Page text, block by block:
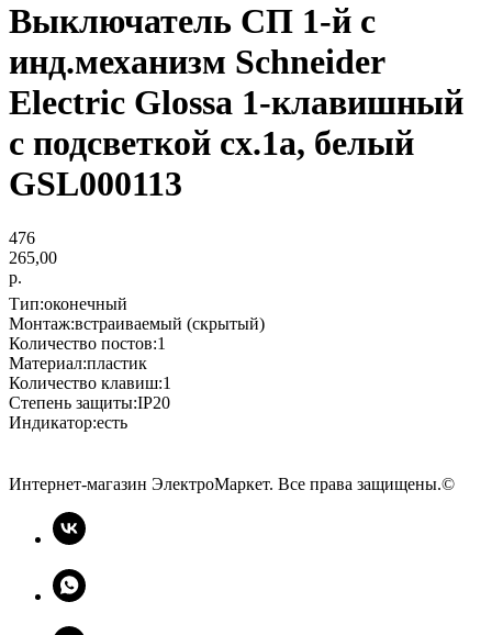
Выключатель СП 1-й с
инд.механизм Schneider
Electric Glossa 1-клавишный
с подсветкой сх.1а, белый
GSL000113
476
265,00
р.
Тип:оконечный
Монтаж:встраиваемый (скрытый)
Количество постов:1
Материал:пластик
Количество клавиш:1
Степень защиты:IP20
Индикатор:есть
Интернет-магазин ЭлектроМаркет. Все права защищены.©